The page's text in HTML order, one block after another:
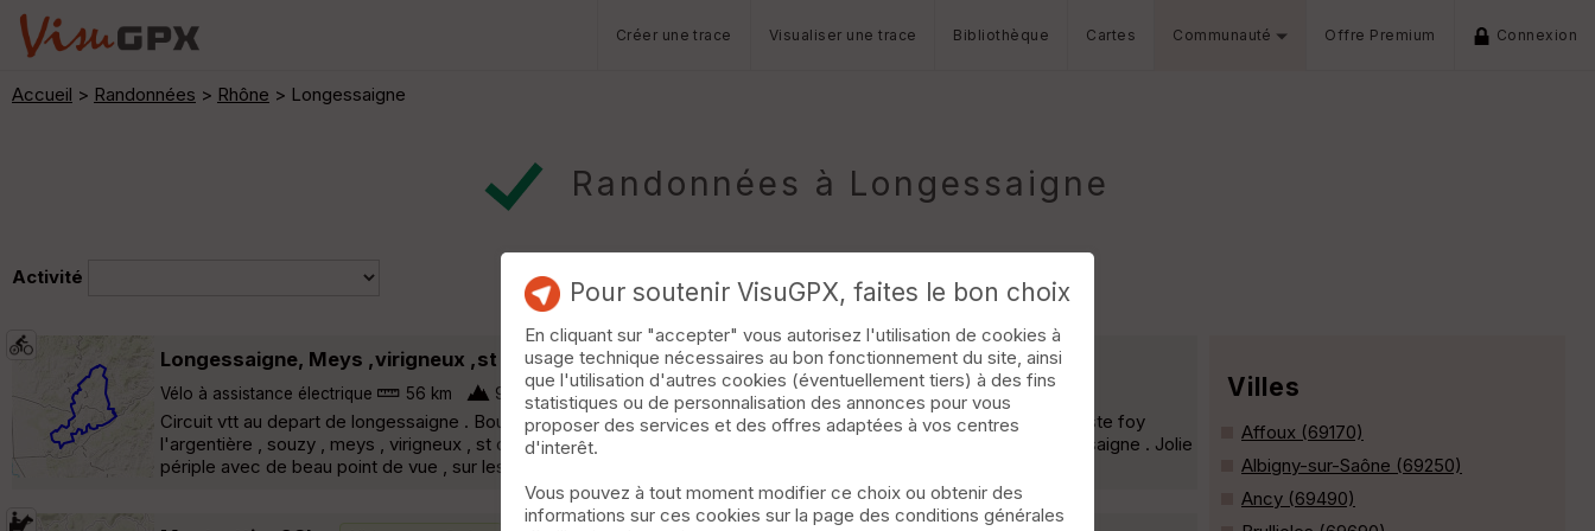
Créer une trace Visualiser une trace Bibliothèque Cartes Communauté Offre Premium Connexion
Accueil > Randonnées > Rhône > Longessaigne
Randonnées à Longessaigne
Activité
Longessaigne, Meys ,virigneux ,st martin lestra, Longessaigne Villechenève
Vélo à assistance électrique 56 km 920 m
Circuit vtt au depart de longessaigne . Boucle de 56 km passant sur les communes de st laurent de chamousset , ste foy
l'argentière , souzy , meys , virigneux , st cyr les vignes , st martin lestra , st clement les places , chambost longessaigne . Jolie
périple avec de beau point de vue , sur les mont du forez , pierre sur haute . »
Villes
Affoux (69170)
Albigny-sur-Saône (69250)
Ancy (69490)
Pour soutenir VisuGPX, faites le bon choix
En cliquant sur "accepter" vous autorisez l'utilisation de cookies à
usage technique nécessaires au bon fonctionnement du site, ainsi
que l'utilisation d'autres cookies (éventuellement tiers) à des fins
statistiques ou de personnalisation des annonces pour vous
proposer des services et des offres adaptées à vos centres
d'interêt.
Vous pouvez à tout moment modifier ce choix ou obtenir des
informations sur ces cookies sur la page des conditions générales